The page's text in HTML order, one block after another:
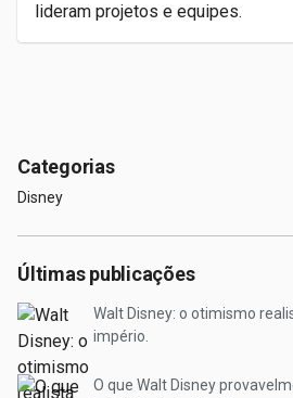
lideram projetos e equipes.
Categorias
Disney
Últimas publicações
Walt Disney: o otimismo
império.
O que Walt Disney